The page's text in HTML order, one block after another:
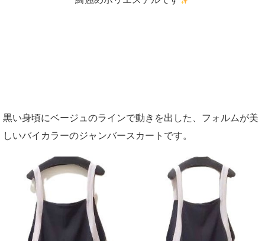
黒い身頃にベージュのラインで動きを出した、フォルムが美
しいバイカラーのジャンバースカートです。